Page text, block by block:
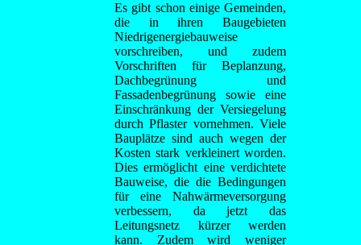
Es gibt schon einige Gemeinden,
die in ihren Baugebieten
Niedrigenergiebauweise
vorschreiben, und zudem
Vorschriften für Beplanzung,
Dachbegrünung und
Fassadenbegrünung sowie eine
Einschränkung der Versiegelung
durch Pflaster vornehmen. Viele
Bauplätze sind auch wegen der
Kosten stark verkleinert worden.
Dies ermöglicht eine verdichtete
Bauweise, die die Bedingungen
für eine Nahwärmeversorgung
verbessern, da jetzt das
Leitungsnetz kürzer werden
kann. Zudem wird weniger